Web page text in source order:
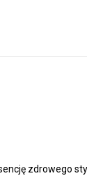
zdrowego